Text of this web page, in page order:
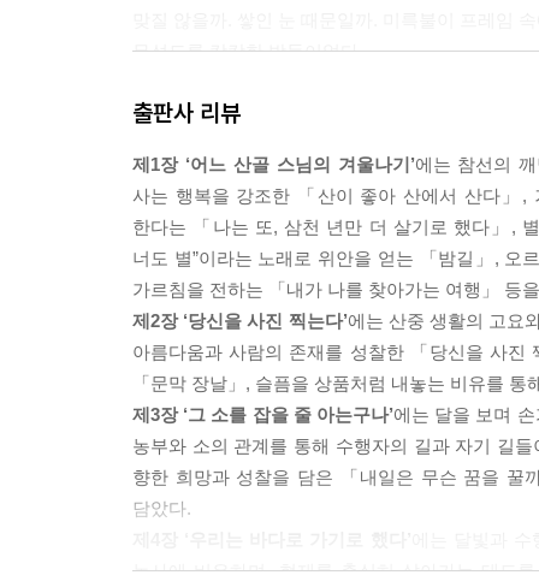
무섭도록 캄캄한 밤들이었다.
까. 셔터 속도를 조절해 두어 번 인포커스로 찍어
미륵불은 언제부터 돌아앉았을까? 누가 미륵님을
초점, 노출을 갖고 싶었는데. 아무리 셔터를 눌러
--- 「당신을 사진 찍는다」 중에서
· 나비 두 마리 서로를 밀고 당기듯 너울너울 춤을
허공에 앞과 뒤, 좌우로 옮겨다니더니 이별의 갈
지는 원과 한으로 저승으로 가는 길의 나비가 울
백지장처럼 하얗게 지워지고 심장이 빠르게 뛰었다.
한동안 몸부림치던 나비 두 마리, 양 날개를 펼치
를 하고는 무진장 하늘 위쪽으로 올라가며 공중에
기라도 하듯. 그러다 서서히 하늘 위로 올라가는데
꿈인가, 눈을 씀벅거리고 있는데 이승과 저승의
출판사 리뷰
제1장 ‘어느 산골 스님의 겨울나기’에는 참선의
사는 행복을 강조한 「산이 좋아 산에서 산다」,
한다는 「나는 또, 삼천 년만 더 살기로 했다」,
너도 별”이라는 노래로 위안을 얻는 「밤길」, 오
가르침을 전하는 「내가 나를 찾아가는 여행」 등
제2장 ‘당신을 사진 찍는다’에는 산중 생활의 고요
아름다움과 사람의 존재를 성찰한 「당신을 사
「문막 장날」, 슬픔을 상품처럼 내놓는 비유를
제3장 ‘그 소를 잡을 줄 아는구나’에는 달을 보며
농부와 소의 관계를 통해 수행자의 길과 자기 길
향한 희망과 성찰을 담은 「내일은 무슨 꿈을 꿀
담았다.
농사에 비유하며, 현재를 충실히 살아가는 태도